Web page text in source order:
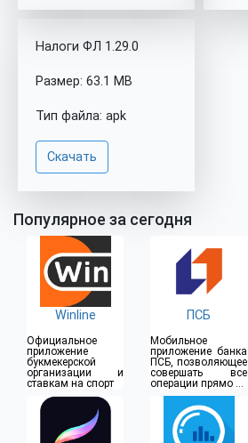
Налоги ФЛ 1.29.0
Размер: 63.1 MB
Тип файла: apk
Скачать
Популярное за сегодня
Winline
Официальное
приложение
букмекерской
организации и
ставкам на спорт
ПСБ
Мобильное
приложение банка
ПСБ, позволяющее
совершать все
операции прямо из
дома